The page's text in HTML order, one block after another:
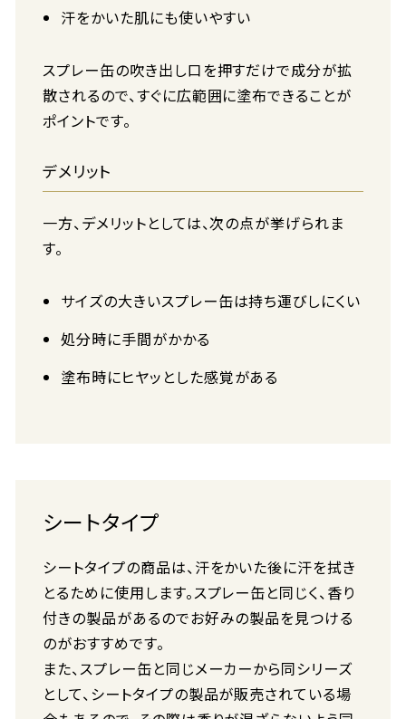
汗をかいた肌にも使いやすい
スプレー缶の吹き出し口を押すだけで成分が拡
散されるので、すぐに広範囲に塗布できることが
ポイントです。
デメリット
一方、デメリットとしては、次の点が挙げられま
す。
サイズの大きいスプレー缶は持ち運びしにくい
処分時に手間がかかる
塗布時にヒヤッとした感覚がある
シートタイプ
シートタイプの商品は、汗をかいた後に汗を拭き
とるために使用します。スプレー缶と同じく、香り
付きの製品があるのでお好みの製品を見つける
のがおすすめです。
また、スプレー缶と同じメーカーから同シリーズ
として、シートタイプの製品が販売されている場